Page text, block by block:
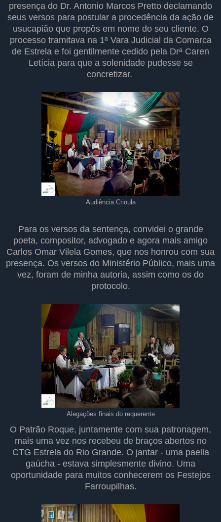
presença do Dr. Antonio Marcos Pretto declamando
seus versos para postular a procedência da ação de
usucapião que propôs em nome do seu cliente. O
processo tramitava na 1ª Vara Judicial da Comarca
de Estrela e foi gentilmente cedido pela Drª Caren
Letícia para que a solenidade pudesse se
concretizar.
Audiência Crioula
Para os versos da sentença, convidei o grande
poeta, compositor, advogado e agora mais amigo
Carlos Omar Vilela Gomes, que nos honrou com sua
presença. Os versos do Ministério Público, mais uma
vez, foram de minha autoria, assim como os do
protocolo.
Alegações finais do requerente
O Patrão Roque, juntamente com sua patronagem,
mais uma vez nos recebeu de braços abertos no
CTG Estrela do Rio Grande. O jantar - uma paella
gaúcha - estava simplesmente divino. Uma
oportunidade para muitos conhecerem os Festejos
Farroupilhas.